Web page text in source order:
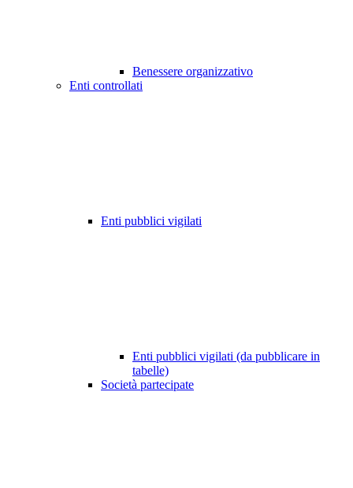
Benessere organizzativo
Enti controllati
Enti pubblici vigilati
Enti pubblici vigilati (da pubblicare in
tabelle)
Società partecipate